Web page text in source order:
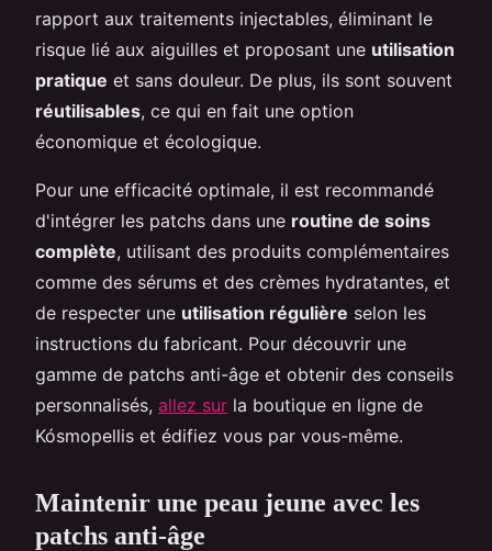
rapport aux traitements injectables, éliminant le
risque lié aux aiguilles et proposant une utilisation
pratique et sans douleur. De plus, ils sont souvent
réutilisables, ce qui en fait une option
économique et écologique.
Pour une efficacité optimale, il est recommandé
d'intégrer les patchs dans une routine de soins
complète, utilisant des produits complémentaires
comme des sérums et des crèmes hydratantes, et
de respecter une utilisation régulière selon les
instructions du fabricant. Pour découvrir une
gamme de patchs anti-âge et obtenir des conseils
personnalisés, allez sur la boutique en ligne de
Kósmopellis et édifiez vous par vous-même.
Maintenir une peau jeune avec les
patchs anti-âge